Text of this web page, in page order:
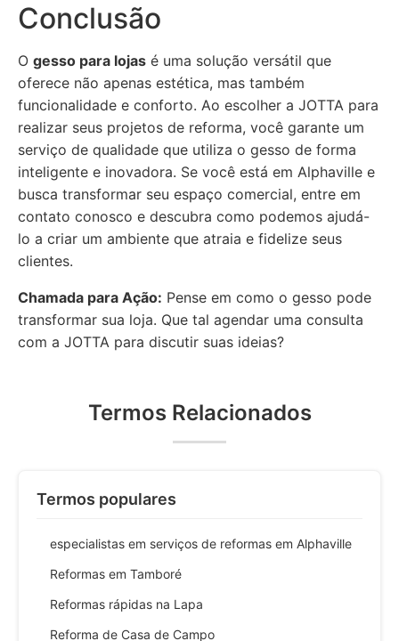
Conclusão
O gesso para lojas é uma solução versátil que
oferece não apenas estética, mas também
funcionalidade e conforto. Ao escolher a JOTTA para
realizar seus projetos de reforma, você garante um
serviço de qualidade que utiliza o gesso de forma
inteligente e inovadora. Se você está em Alphaville e
busca transformar seu espaço comercial, entre em
contato conosco e descubra como podemos ajudá-
lo a criar um ambiente que atraia e fidelize seus
clientes.
Chamada para Ação: Pense em como o gesso pode
transformar sua loja. Que tal agendar uma consulta
com a JOTTA para discutir suas ideias?
Termos Relacionados
Termos populares
especialistas em serviços de reformas em Alphaville
Reformas em Tamboré
Reformas rápidas na Lapa
Reforma de Casa de Campo